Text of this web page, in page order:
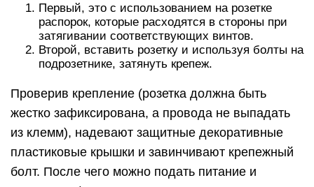
Первый, это с использованием на розетке
распорок, которые расходятся в стороны при
затягивании соответствующих винтов.
Второй, вставить розетку и используя болты на
подрозетнике, затянуть крепеж.
Проверив крепление (розетка должна быть
жестко зафиксирована, а провода не выпадать
из клемм), надевают защитные декоративные
пластиковые крышки и завинчивают крепежный
болт. После чего можно подать питание и